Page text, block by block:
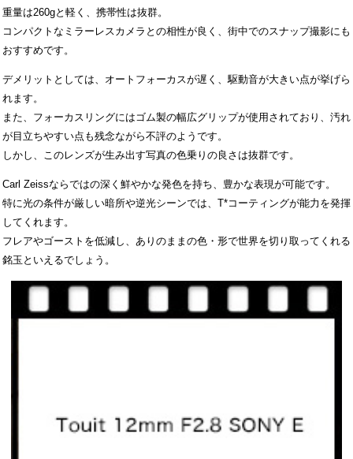
重量は260gと軽く、携帯性は抜群。
コンパクトなミラーレスカメラとの相性が良く、街中でのスナップ撮影にも
おすすめです。
デメリットとしては、オートフォーカスが遅く、駆動音が大きい点が挙げら
れます。
また、フォーカスリングにはゴム製の幅広グリップが使用されており、汚れ
が目立ちやすい点も残念ながら不評のようです。
しかし、このレンズが生み出す写真の色乗りの良さは抜群です。
Carl Zeissならではの深く鮮やかな発色を持ち、豊かな表現が可能です。
特に光の条件が厳しい暗所や逆光シーンでは、T*コーティングが能力を発揮
してくれます。
フレアやゴーストを低減し、ありのままの色・形で世界を切り取ってくれる
銘玉といえるでしょう。